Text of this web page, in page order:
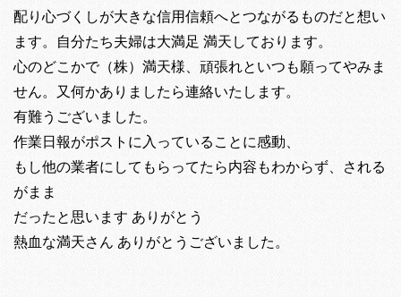
配り心づくしが大きな信用信頼へとつながるものだと想い
ます。自分たち夫婦は大満足 満天しております。
心のどこかで（株）満天様、頑張れといつも願ってやみま
せん。又何かありましたら連絡いたします。
有難うございました。
作業日報がポストに入っていることに感動、
もし他の業者にしてもらってたら内容もわからず、される
がまま
だったと思います ありがとう
熱血な満天さん ありがとうございました。